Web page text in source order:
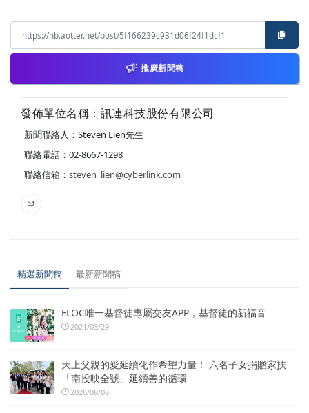
推廣新聞稿
發佈單位名稱：訊連科技股份有限公司
新聞聯絡人：Steven Lien先生
聯絡電話：02-8667-1298
聯絡信箱： steven_lien@cyberlink.com
精選新聞稿 最新新聞稿
FLOC唯一基督徒專屬交友APP，基督徒的新福音
2021/03/29
天上父親的愛延續化作希望力量！ 六名子女捐贈家扶
「南投映全號」延續善的循環
2026/08/08